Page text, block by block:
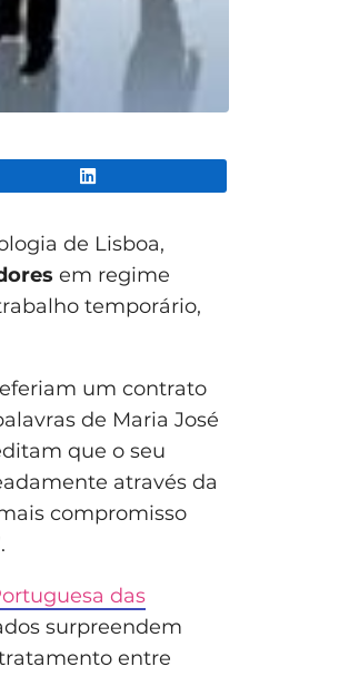
de Lisboa,
em regime
temporário,
um contrato
de Maria José
que o seu
através da
compromisso
das
surpreendem
entre